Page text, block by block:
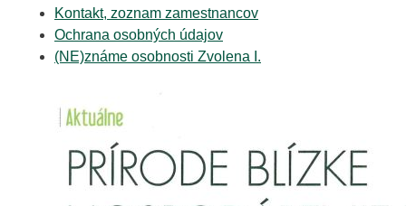
Kontakt, zoznam zamestnancov
Ochrana osobných údajov
(NE)známe osobnosti Zvolena I.